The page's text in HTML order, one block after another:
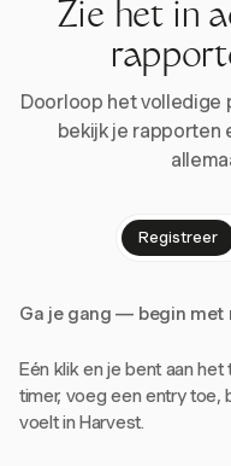
Zie het in
Doorloop het volledige
bekijk je rapporten
Registreer
Ga je gang — begin met
Eén klik en je bent aan
timer, voeg een entry toe,
voelt in Harvest.